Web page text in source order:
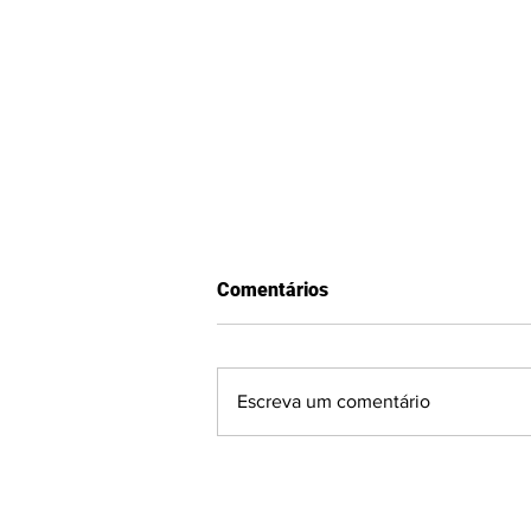
Comentários
Escreva um comentário